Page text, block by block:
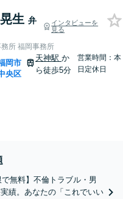
生 弁
インタビューを
見る
所 福岡事務所
岡市
央区
天神駅 か
ら徒歩5分
営業時間：本
日定休日
無料】不倫トラブル・男
績。あなたの「これでいい